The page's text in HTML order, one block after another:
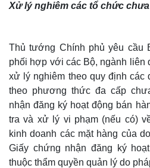
Xử lý nghiêm các tổ chức
Thủ tướng Chính phủ yêu cầu
phối hợp với các Bộ, ngành liên
xử lý nghiêm theo quy định các
theo phương thức đa cấp
nhận đăng ký hoạt động bán
tra và xử lý vi phạm (nếu có)
kinh doanh các mặt hàng của
Giấy chứng nhận đăng ký
thuộc thẩm quyền quản lý do